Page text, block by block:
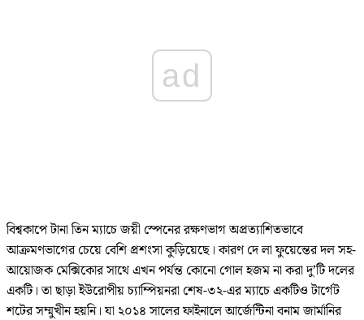
ad
বিশ্বকাপে টানা তিন ম্যাচে জয়ী স্পেনের রক্ষণভাগ অপ্রত্যাশিতভাবে
আক্রমণভাগের চেয়ে বেশি প্রশংসা কুড়িয়েছে। কারণ দে লা ফুয়েন্তের দল সহ-
আয়োজক মেক্সিকোর সাথে এখন পর্যন্ত কোনো গোল হজম না করা দু’টি দলের
একটি। তা ছাড়া ইউরোপীয় চ্যাম্পিয়নরা শেষ-৩২-এর ম্যাচে একটিও টার্গেট
শটের সম্মুখীন হয়নি। যা ২০১৪ সালের ফাইনালে আর্জেন্টিনা বনাম জার্মানির